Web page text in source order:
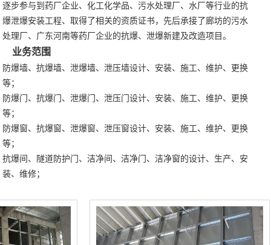
逐步参与到药厂企业、化工化学品、污水处理厂、水厂等行业的抗
爆泄爆安装工程、取得了相关的资质证书，先后承接了廊坊的污水
处理厂、广东河南等药厂企业的抗爆、泄爆新建及改造项目。
业务范围
防爆墙、抗爆墙、泄爆墙、泄压墙设计、安装、施工、维护、更换
等；
防爆门、抗爆门、泄爆门、泄压门设计、安装、施工、维护、更换
等；
防爆窗、抗爆窗、泄爆窗、泄压窗设计、安装、施工、维护、更换
等；
抗爆间、隧道防护门、洁净间、洁净门、洁净窗的设计、生产、安
装、维修；